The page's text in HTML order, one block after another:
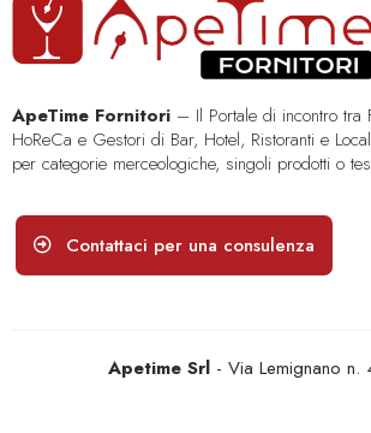
ApeTime Fornitori – Il Portale di incontro tra
HoReCa e Gestori di Bar, Hotel, Ristoranti e
per categorie merceologiche, singoli prodotti o
Contattaci per una consulenza
Apetime Srl - Via Lemignano